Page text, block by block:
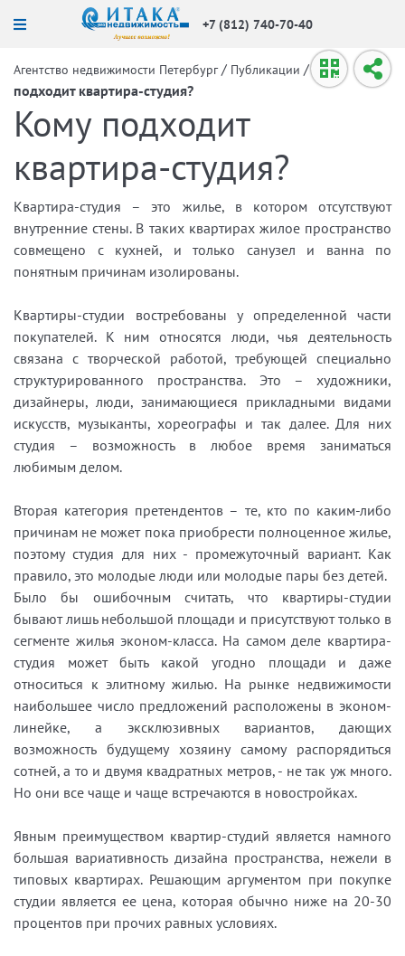
+7 (812) 740-70-40
Агентство недвижимости Петербург / Публикации / Кому
подходит квартира-студия?
Кому подходит
квартира-студия?
Квартира-студия – это жилье, в котором отсутствуют
внутренние стены. В таких квартирах жилое пространство
совмещено с кухней, и только санузел и ванна по
понятным причинам изолированы.
Квартиры-студии востребованы у определенной части
покупателей. К ним относятся люди, чья деятельность
связана с творческой работой, требующей специально
структурированного пространства. Это – художники,
дизайнеры, люди, занимающиеся прикладными видами
искусств, музыканты, хореографы и так далее. Для них
студия – возможность в любое время заниматься
любимым делом.
Вторая категория претендентов – те, кто по каким-либо
причинам не может пока приобрести полноценное жилье,
поэтому студия для них - промежуточный вариант. Как
правило, это молодые люди или молодые пары без детей.
Было бы ошибочным считать, что квартиры-студии
бывают лишь небольшой площади и присутствуют только в
сегменте жилья эконом-класса. На самом деле квартира-
студия может быть какой угодно площади и даже
относиться к элитному жилью. На рынке недвижимости
наибольшее число предложений расположены в эконом-
линейке, а эксклюзивных вариантов, дающих
возможность будущему хозяину самому распорядиться
сотней, а то и двумя квадратных метров, - не так уж много.
Но они все чаще и чаще встречаются в новостройках.
Явным преимуществом квартир-студий является намного
большая вариативность дизайна пространства, нежели в
типовых квартирах. Решающим аргументом при покупке
студии является ее цена, которая обычно ниже на 20-30
процентов при прочих равных условиях.